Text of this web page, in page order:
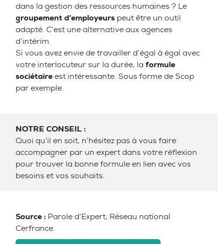
dans la gestion des ressources humaines ? Le
groupement d’employeurs peut être un outil
adapté. C’est une alternative aux agences
d’intérim.
Si vous avez envie de travailler d’égal à égal avec
votre interlocuteur sur la durée, la formule
sociétaireest intéressante. Sous forme de Scop
par exemple.
NOTRE CONSEIL :
Quoi qu’il en soit, n’hésitez pas à vous faire
accompagner par un expert dans votre réflexion
pour trouver la bonne formule en lien avec vos
besoins et vos souhaits.
Source : Parole d’Expert, Réseau national
Cerfrance.